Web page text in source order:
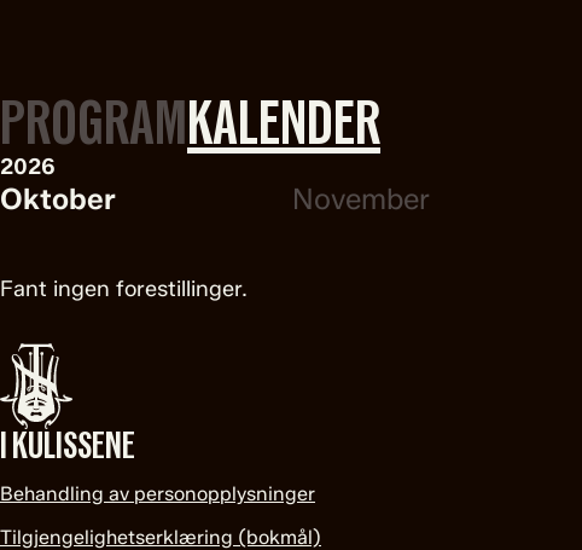
PROGRAMKALENDER
2026
Oktober November
Fant ingen forestillinger.
I KULISSENE
Behandling av personopplysninger
Tilgjengelighetserklæring (bokmål)